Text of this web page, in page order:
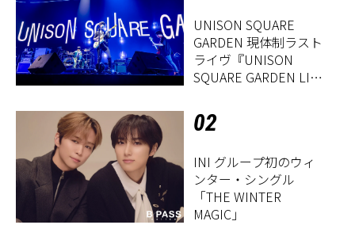
UNISON SQUARE
GARDEN 現体制ラスト
ライヴ『UNISON
SQUARE GARDEN LIVE
Period」』レポート
02
INI グループ初のウィ
ンター・シングル
「THE WINTER
MAGIC」